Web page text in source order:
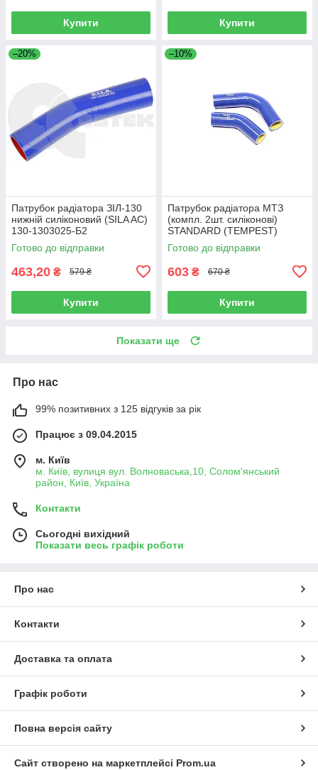
Купити Купити
–20%
Патрубок радіатора ЗІЛ-130
нижній силіконовий (SILA AC)
130-1303025-Б2
Готово до відправки
463,20 ₴ 579 ₴
Купити
–10%
Патрубок радіатора МТЗ
(компл. 2шт. силіконові)
STANDARD (TEMPEST)
TP.1351.STD
Готово до відправки
603 ₴ 670 ₴
Купити
Показати ще
Про нас
99% позитивних з 125 відгуків за рік
Працює з 09.04.2015
м. Київ
м. Київ, вулиця вул. Волноваська,10, Солом'янський
район, Київ, Україна
Контакти
Сьогодні вихідний
Показати весь графік роботи
Про нас
Контакти
Доставка та оплата
Графік роботи
Повна версія сайту
Сайт створено на маркетплейсі Prom.ua